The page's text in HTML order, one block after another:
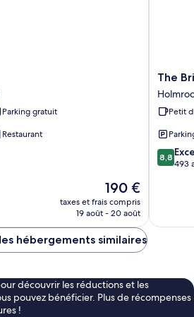
Parking gratuit
Restaurant
Le
nouveau
prix
de
190 €
taxes et frais compris
19 août - 20 août
The
Bridge
Inn
The
Petit
8.8
sur
8,8
493
hébergements similaires
découvrir les réductions et les
pouvez bénéficier. Plus de récompenses
!